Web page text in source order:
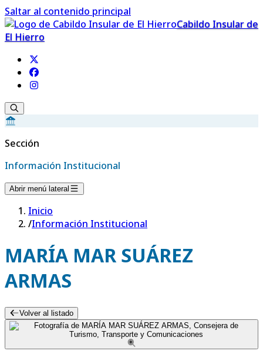
Saltar al contenido principal
Cabildo Insular de
El Hierro
Sección
Información Institucional
Abrir menú lateral
Inicio
/Información Institucional
MARÍA MAR SUÁREZ
ARMAS
Volver al listado